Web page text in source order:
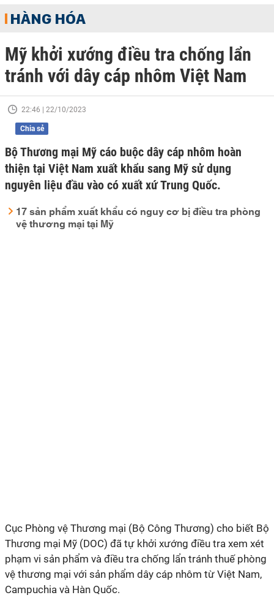
HÀNG HÓA
Mỹ khởi xướng điều tra chống lẩn
tránh với dây cáp nhôm Việt Nam
22:46 | 22/10/2023
Chia sẻ
Bộ Thương mại Mỹ cáo buộc dây cáp nhôm hoàn
thiện tại Việt Nam xuất khẩu sang Mỹ sử dụng
nguyên liệu đầu vào có xuất xứ Trung Quốc.
17 sản phẩm xuất khẩu có nguy cơ bị điều tra phòng
vệ thương mại tại Mỹ
Cục Phòng vệ Thương mại (Bộ Công Thương) cho biết Bộ
Thương mại Mỹ (DOC) đã tự khởi xướng điều tra xem xét
phạm vi sản phẩm và điều tra chống lẩn tránh thuế phòng
vệ thương mại với sản phẩm dây cáp nhôm từ Việt Nam,
Campuchia và Hàn Quốc.